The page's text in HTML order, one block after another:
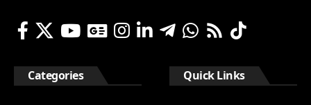
Categories Quick Links